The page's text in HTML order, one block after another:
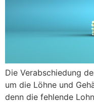
Die Verabschiedung
um die Löhne und
denn die fehlende